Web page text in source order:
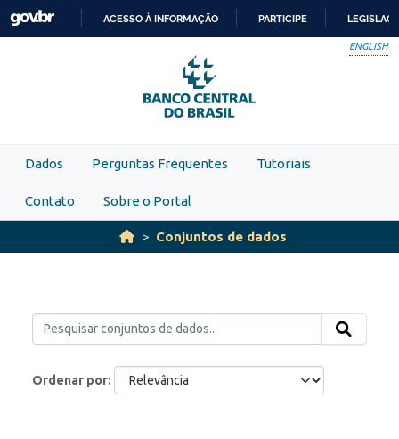
Skip to main content
PARA
O
CONTEÚDO
ACESSO À INFORMAÇÃO PARTICIPE
ENGLISH
Dados Perguntas Frequentes Tutoriais
Contato Sobre o Portal
Conjuntos de dados
Ordenar por